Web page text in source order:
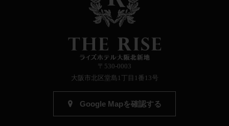
〒530-0003
大阪市北区堂島1丁目1番13号
Google Mapを確認する